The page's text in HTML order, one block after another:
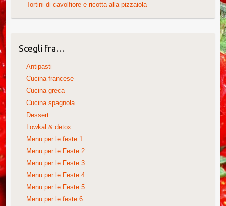
Tortini di cavolfiore e ricotta alla pizzaiola
Scegli fra…
Antipasti
Cucina francese
Cucina greca
Cucina spagnola
Dessert
Lowkal & detox
Menu per le feste 1
Menu per le Feste 2
Menu per le Feste 3
Menu per le Feste 4
Menu per le Feste 5
Menu per le feste 6